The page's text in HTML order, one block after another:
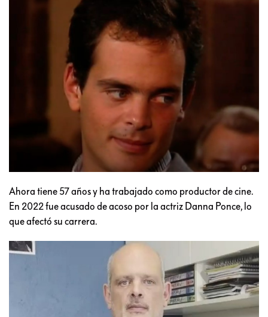
Ahora tiene 57 años y ha trabajado como productor de cine.
En 2022 fue acusado de acoso por la actriz Danna Ponce, lo
que afectó su carrera.